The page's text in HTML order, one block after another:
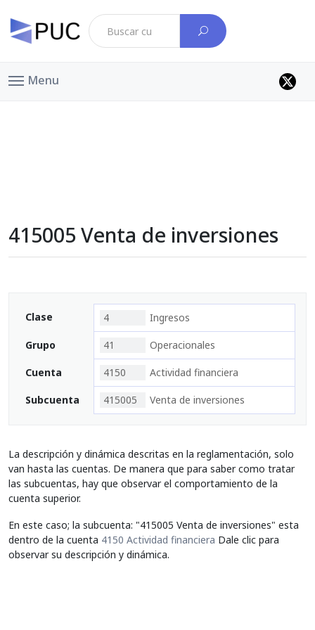
Menu
415005 Venta de inversiones
Clase 4 Ingresos
Grupo 41 Operacionales
Cuenta 4150 Actividad financiera
Subcuenta 415005 Venta de inversiones
La descripción y dinámica descritas en la reglamentación, solo
van hasta las cuentas. De manera que para saber como tratar
las subcuentas, hay que observar el comportamiento de la
cuenta superior.
En este caso; la subcuenta: "415005 Venta de inversiones" esta
dentro de la cuenta 4150 Actividad financiera Dale clic para
observar su descripción y dinámica.